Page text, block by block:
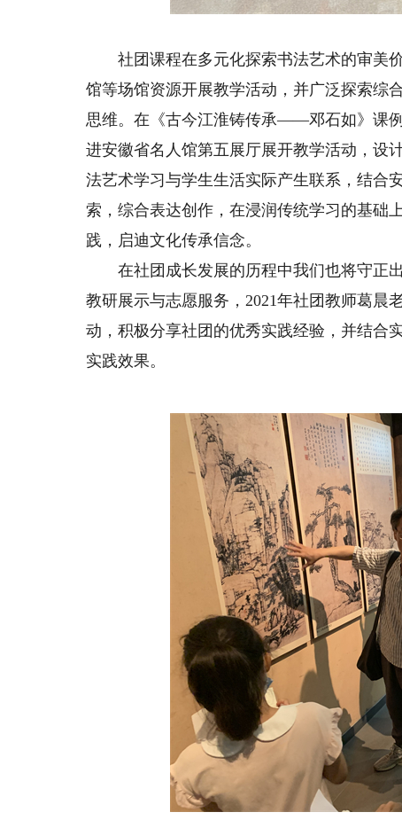
社团课程在多元化探索书法艺术的审美价
馆等场馆资源开展教学活动，并广泛探索综
思维。在《古今江淮铸传承——邓石如》课
进安徽省名人馆第五展厅展开教学活动，设
法艺术学习与学生生活实际产生联系，结合
索，综合表达创作，在浸润传统学习的基础
践，启迪文化传承信念。
在社团成长发展的历程中我们也将守正出
教研展示与志愿服务，2021年社团教师葛晨
动，积极分享社团的优秀实践经验，并结合
实践效果。